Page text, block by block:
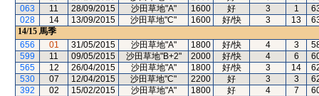
063
11 28/09/2015 沙田草地"A" 1600 好 3 1
028
14 13/09/2015 沙田草地"C" 1600 好/快 3 13
14/15 馬季
656
01 31/05/2015 沙田草地"A" 1800 好/快 4 3
599
11 09/05/2015 沙田草地"B+2" 2000 好/快 4 6
565
12 26/04/2015 沙田草地"A" 1800 好/快 3 14
530
07 12/04/2015 沙田草地"C" 2200 好 3 3
392
02 15/02/2015 沙田草地"A" 1800 好 4 7